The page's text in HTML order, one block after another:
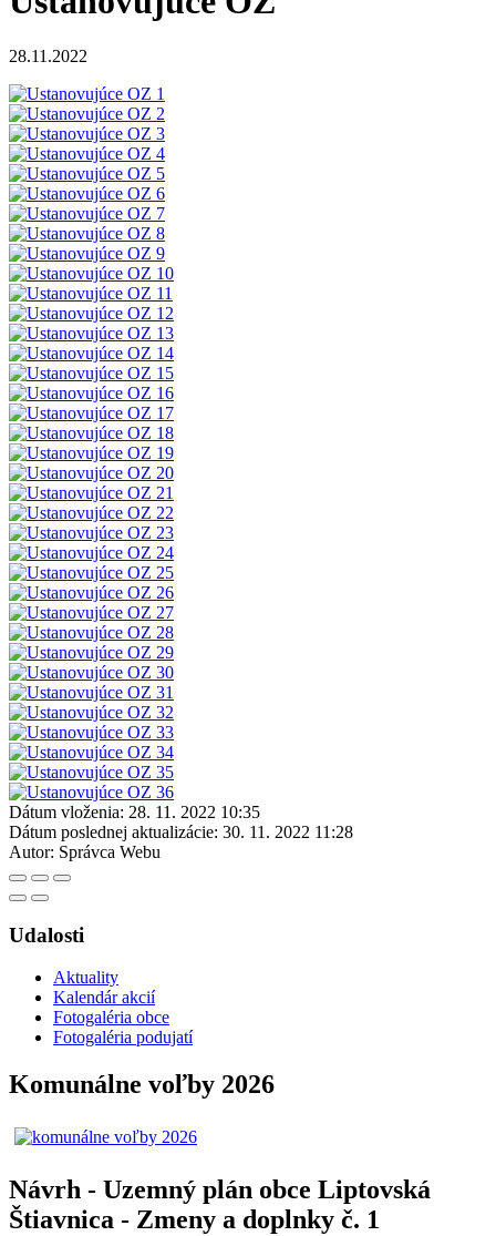
28.11.2022
Dátum vloženia: 28. 11. 2022 10:35
Dátum poslednej aktualizácie: 30. 11. 2022 11:28
Autor: Správca Webu
Udalosti
Aktuality
Kalendár akcií
Fotogaléria obce
Fotogaléria podujatí
Komunálne voľby 2026
Návrh - Uzemný plán obce Liptovská
Štiavnica - Zmeny a doplnky č. 1